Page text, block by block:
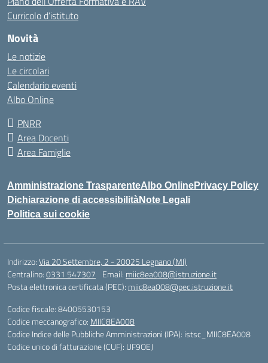
Curricolo d’istituto
Novità
Le notizie
Le circolari
Calendario eventi
Albo Online
PNRR
Area Docenti
Area Famiglie
Amministrazione TrasparenteAlbo OnlinePrivacy Policy
Dichiarazione di accessibilitàNote Legali
Politica sui cookie
Indirizzo:Via 20 Settembre, 2 - 20025 Legnano (MI)
Centralino:0331 547307 Email: miic8ea008@istruzione.it
Posta elettronica certificata (PEC): miic8ea008@pec.istruzione.it
Codice fiscale: 84005530153
Codice meccanografico: MIIC8EA008
Codice Indice delle Pubbliche Amministrazioni (IPA): istsc_MIIC8EA008
Codice unico di fatturazione (CUF): UF9OEJ